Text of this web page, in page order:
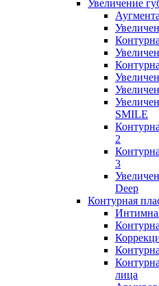
Увеличение
SMILE
2
3
Deep
Контурная
лица